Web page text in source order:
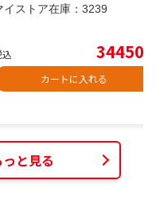
イストア在庫： 3239
34450
カートに入れる
と見る